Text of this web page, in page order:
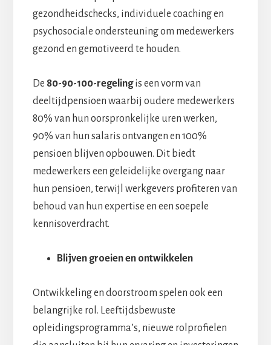
gezondheidschecks, individuele coaching en
psychosociale ondersteuning om medewerkers
gezond en gemotiveerd te houden.
De 80-90-100-regelingis een vorm van
deeltijdpensioen waarbij oudere medewerkers
80% van hun oorspronkelijke uren werken,
90% van hun salaris ontvangen en 100%
pensioen blijven opbouwen. Dit biedt
medewerkers een geleidelijke overgang naar
hun pensioen, terwijl werkgevers profiteren van
behoud van hun expertise en een soepele
kennisoverdracht.
Blijven groeien en ontwikkelen
Ontwikkeling en doorstroom spelen ook een
belangrijke rol. Leeftijdsbewuste
opleidingsprogramma’s, nieuwe rolprofielen